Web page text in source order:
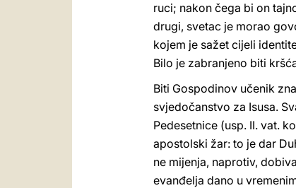
ruci; nakon čega bi on
drugi, svetac je morao
kojem je sažet cijeli
Bilo je zabranjeno biti
Biti Gospodinov učenik
svjedočanstvo za Isusa.
Pedesetnice (usp. II. vat.
apostolski žar: to je dar
ne mijenja, naprotiv,
evanđelja dano u